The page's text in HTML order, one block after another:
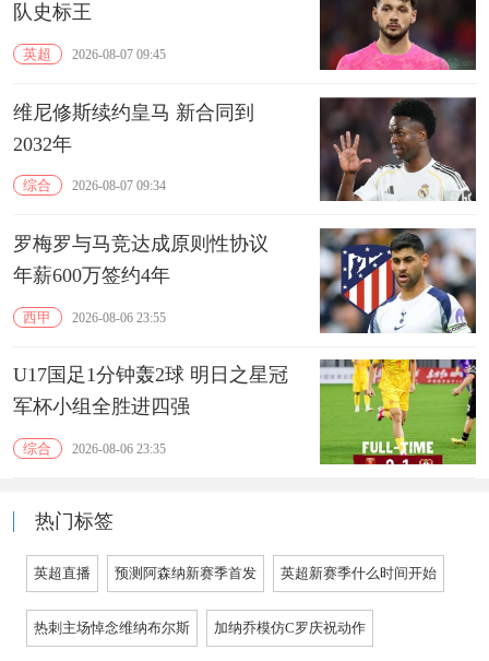
队史标王
英超 2026-08-07 09:45
维尼修斯续约皇马 新合同到
2032年
综合 2026-08-07 09:34
罗梅罗与马竞达成原则性协议
年薪600万签约4年
西甲 2026-08-06 23:55
U17国足1分钟轰2球 明日之星冠
军杯小组全胜进四强
综合 2026-08-06 23:35
热门标签
英超直播 预测阿森纳新赛季首发 英超新赛季什么时间开始
热刺主场悼念维纳布尔斯 加纳乔模仿C罗庆祝动作